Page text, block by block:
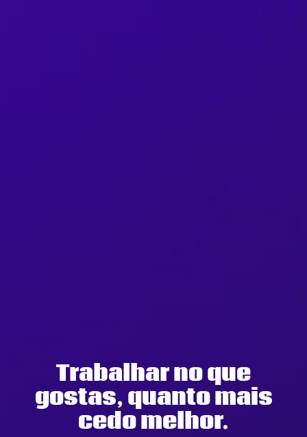
Trabalhar no que
gostas, quanto mais
cedo melhor.